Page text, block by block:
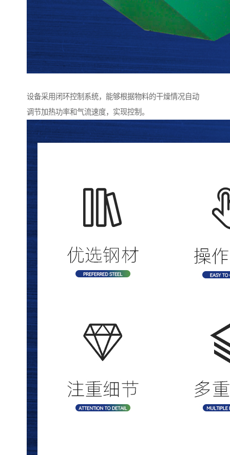
设备采用闭环控制系统，能够根据物料的干燥情况自动
调节加热功率和气流速度，实现控制。